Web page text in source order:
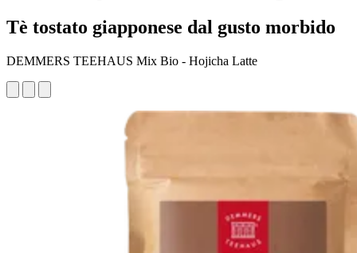
Tè tostato giapponese dal gusto morbido
DEMMERS TEEHAUS Mix Bio - Hojicha Latte